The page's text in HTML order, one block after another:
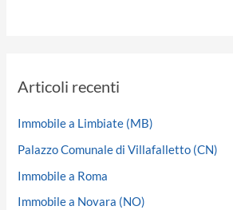
Articoli recenti
Immobile a Limbiate (MB)
Palazzo Comunale di Villafalletto (CN)
Immobile a Roma
Immobile a Novara (NO)